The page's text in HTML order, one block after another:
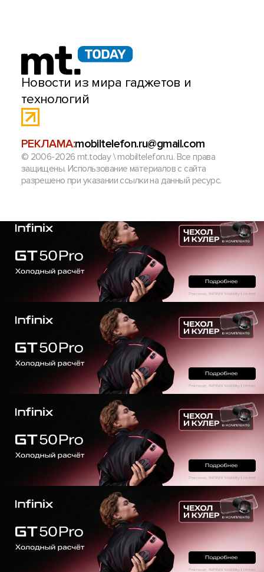
Новости из мира гаджетов и
технологий
РЕКЛАМА:mobiltelefon.ru@gmail.com
© 2006-2026 mt.today \ mobiltelefon.ru. Все права
защищены. Использование материалов с сайта
разрешено при указании ссылки на данный ресурс.